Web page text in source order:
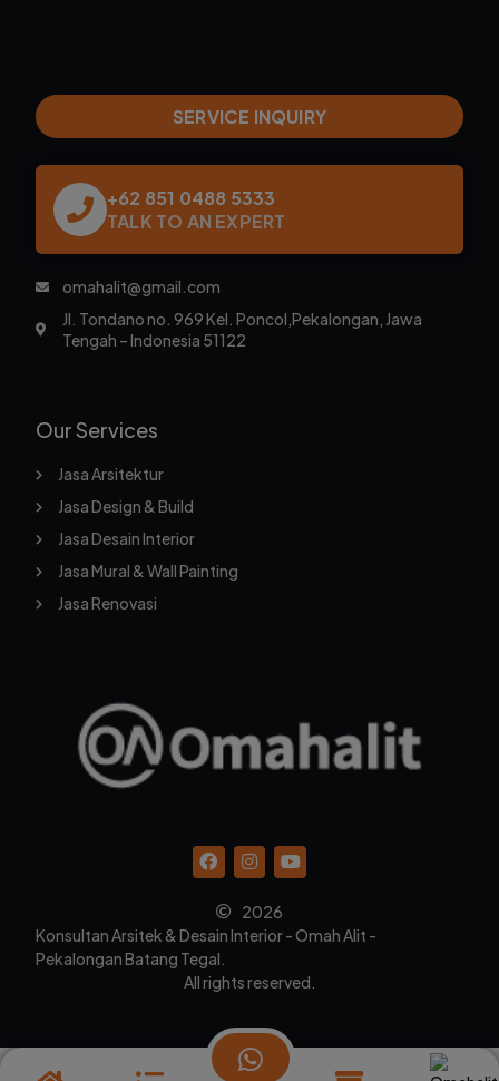
2026
Konsultan Arsitek & Desain Interior - Omah Alit -
Pekalongan Batang Tegal.
All rights reserved.
Our Services
Jasa Arsitektur
Jasa Design & Build
Jasa Desain Interior
Jasa Mural & Wall Painting
Jasa Renovasi
SERVICE INQUIRY
+62 851 0488 5333
TALK TO AN EXPERT
omahalit@gmail.com
Jl. Tondano no. 969 Kel. Poncol,Pekalongan, Jawa
Tengah – Indonesia 51122